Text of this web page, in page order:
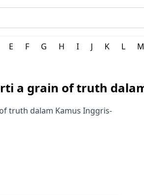
Inggris
E F G H I J K L M
a grain of truth
truth dalam Kamus Inggris-